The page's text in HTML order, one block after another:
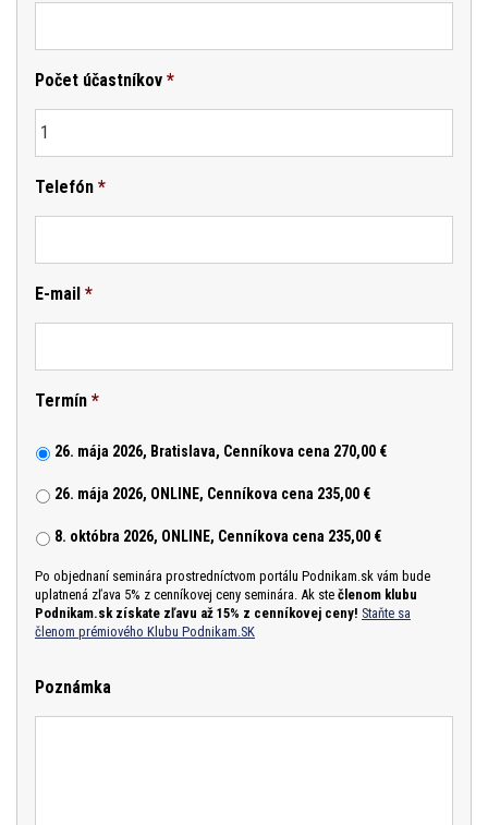
Počet účastníkov *
Telefón *
E-mail *
Termín *
26. mája 2026, Bratislava, Cenníkova cena 270,00 €
26. mája 2026, ONLINE, Cenníkova cena 235,00 €
8. októbra 2026, ONLINE, Cenníkova cena 235,00 €
Po objednaní seminára prostredníctvom portálu Podnikam.sk vám bude
uplatnená zľava 5% z cenníkovej ceny seminára. Ak ste členom klubu
Podnikam.sk získate zľavu až 15% z cenníkovej ceny! Staňte sa
členom prémiového Klubu Podnikam.SK
Poznámka